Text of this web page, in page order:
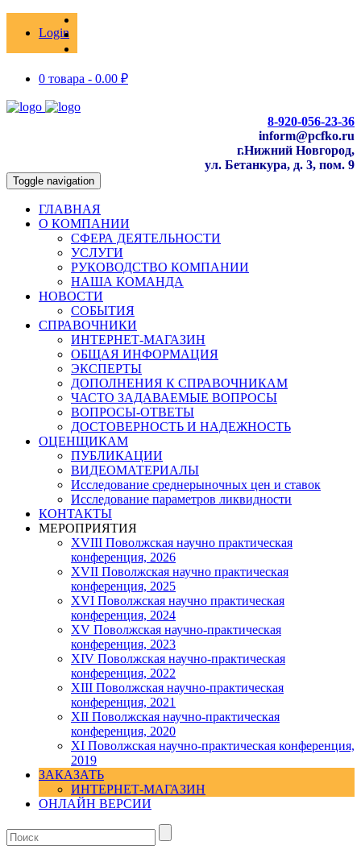
Login
0 товара - 0.00 ₽
8-920-056-23-36
inform@pcfko.ru
г.Нижний Новгород,
ул. Бетанкура, д. 3, пом. 9
Toggle navigation
ГЛАВНАЯ
О КОМПАНИИ
СФЕРА ДЕЯТЕЛЬНОСТИ
УСЛУГИ
РУКОВОДСТВО КОМПАНИИ
НАША КОМАНДА
НОВОСТИ
СОБЫТИЯ
СПРАВОЧНИКИ
ИНТЕРНЕТ-МАГАЗИН
ОБЩАЯ ИНФОРМАЦИЯ
ЭКСПЕРТЫ
ДОПОЛНЕНИЯ К СПРАВОЧНИКАМ
ЧАСТО ЗАДАВАЕМЫЕ ВОПРОСЫ
ВОПРОСЫ-ОТВЕТЫ
ДОСТОВЕРНОСТЬ И НАДЕЖНОСТЬ
ОЦЕНЩИКАМ
ПУБЛИКАЦИИ
ВИДЕОМАТЕРИАЛЫ
Исследование среднерыночных цен и ставок
Исследование параметров ликвидности
КОНТАКТЫ
МЕРОПРИЯТИЯ
XVIII Поволжская научно практическая
конференция, 2026
XVII Поволжская научно практическая
конференция, 2025
XVI Поволжская научно практическая
конференция, 2024
ХV Поволжская научно-практическая
конференция, 2023
ХIV Поволжская научно-практическая
конференция, 2022
ХIII Поволжская научно-практическая
конференция, 2021
ХII Поволжская научно-практическая
конференция, 2020
XI Поволжская научно-практическая конференция,
2019
ЗАКАЗАТЬ
ИНТЕРНЕТ-МАГАЗИН
ОНЛАЙН ВЕРСИИ